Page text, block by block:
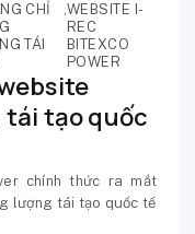
CHỈ
TÁI
,WEBSITE I-
REC
BITEXCO
POWER
tái tạo quốc
chính thức ra mắt
lượng tái tạo quốc tế